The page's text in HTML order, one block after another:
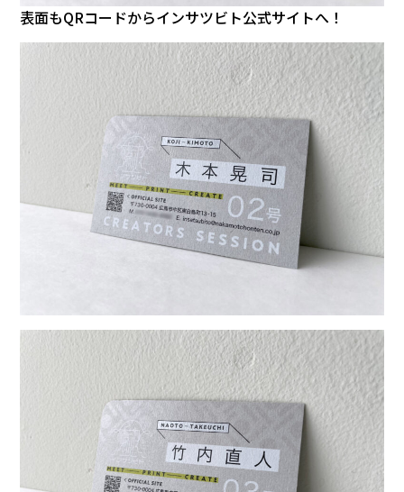
表面もQRコードからインサツビト公式サイトへ！